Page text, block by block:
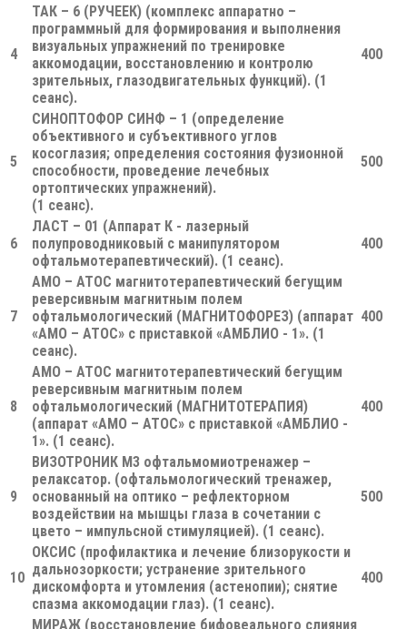
4
ТАК – 6 (РУЧЕЕК) (комплекс аппаратно –
программный для формирования и выполнения
визуальных упражнений по тренировке
аккомодации, восстановлению и контролю
зрительных, глазодвигательных функций). (1
сеанс).
400
5
СИНОПТОФОР СИНФ – 1 (определение
объективного и субъективного углов
косоглазия; определения состояния фузионной
способности, проведение лечебных
ортоптических упражнений).
(1 сеанс).
500
6
ЛАСТ – 01 (Аппарат К - лазерный
полупроводниковый с манипулятором
офтальмотерапевтический). (1 сеанс).
400
7
АМО – АТОС магнитотерапевтический бегущим
реверсивным магнитным полем
офтальмологический (МАГНИТОФОРЕЗ) (аппарат
«АМО – АТОС» с приставкой «АМБЛИО - 1». (1
сеанс).
400
8
АМО – АТОС магнитотерапевтический бегущим
реверсивным магнитным полем
офтальмологический (МАГНИТОТЕРАПИЯ)
(аппарат «АМО – АТОС» с приставкой «АМБЛИО -
1». (1 сеанс).
400
9
ВИЗОТРОНИК М3 офтальмомиотренажер –
релаксатор. (офтальмологический тренажер,
основанный на оптико – рефлекторном
воздействии на мышцы глаза в сочетании с
цвето – импульсной стимуляцией). (1 сеанс).
500
10
ОКСИС (профилактика и лечение близорукости и
дальнозоркости; устранение зрительного
дискомфорта и утомления (астенопии); снятие
спазма аккомодации глаз). (1 сеанс).
400
МИРАЖ (восстановление бифовеального слияния